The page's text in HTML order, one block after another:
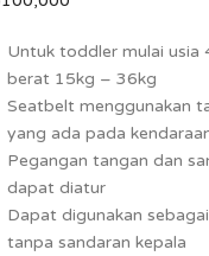
Untuk toddler mulai usia
berat 15kg – 36kg
Seatbelt menggunakan
yang ada pada
Pegangan tangan dan
dapat diatur
Dapat digunakan
tanpa sandaran kepala